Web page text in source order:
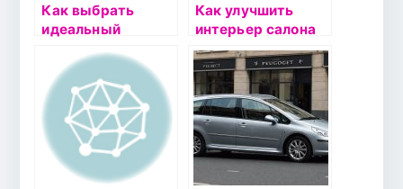
Как выбрать
идеальный
аккумулятор в
Санкт-
Петербурге:
полное
руководство
Как улучшить
интерьер салона
автомобиля
Mercedes V-Class